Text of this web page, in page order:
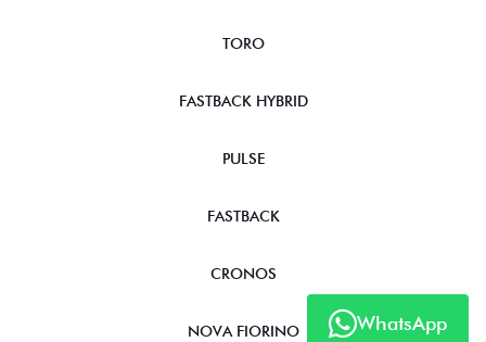
WhatsApp
TORO
FASTBACK HYBRID
PULSE
FASTBACK
CRONOS
NOVA FIORINO